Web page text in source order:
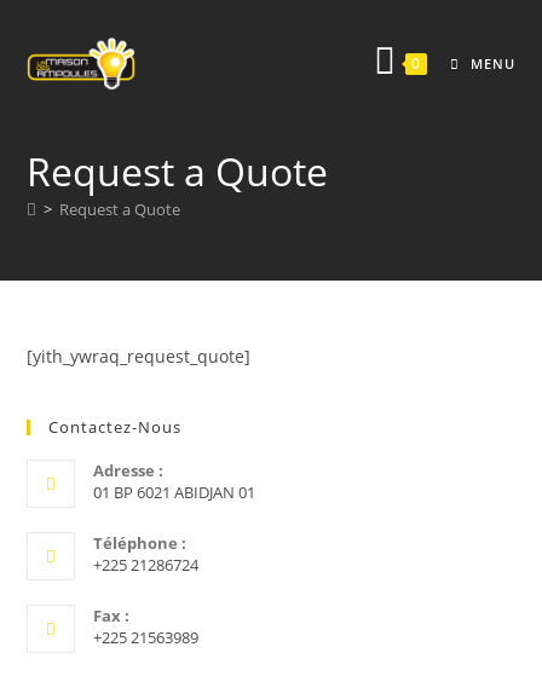
0 MENU
Request a Quote
> Request a Quote
[yith_ywraq_request_quote]
Contactez-Nous
Adresse :
01 BP 6021 ABIDJAN 01
Téléphone :
+225 21286724
Fax :
+225 21563989